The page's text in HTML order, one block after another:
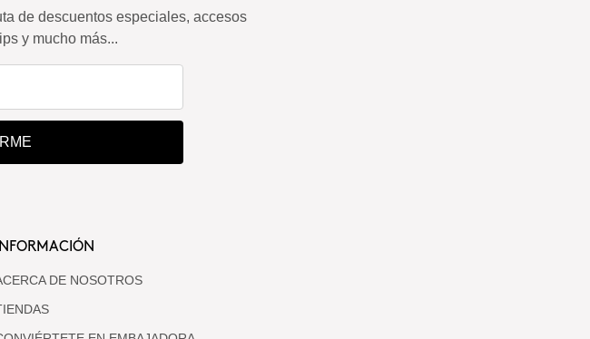
de descuentos especiales, accesos
y mucho más...
INFORMACIÓN
DE NOSOTROS